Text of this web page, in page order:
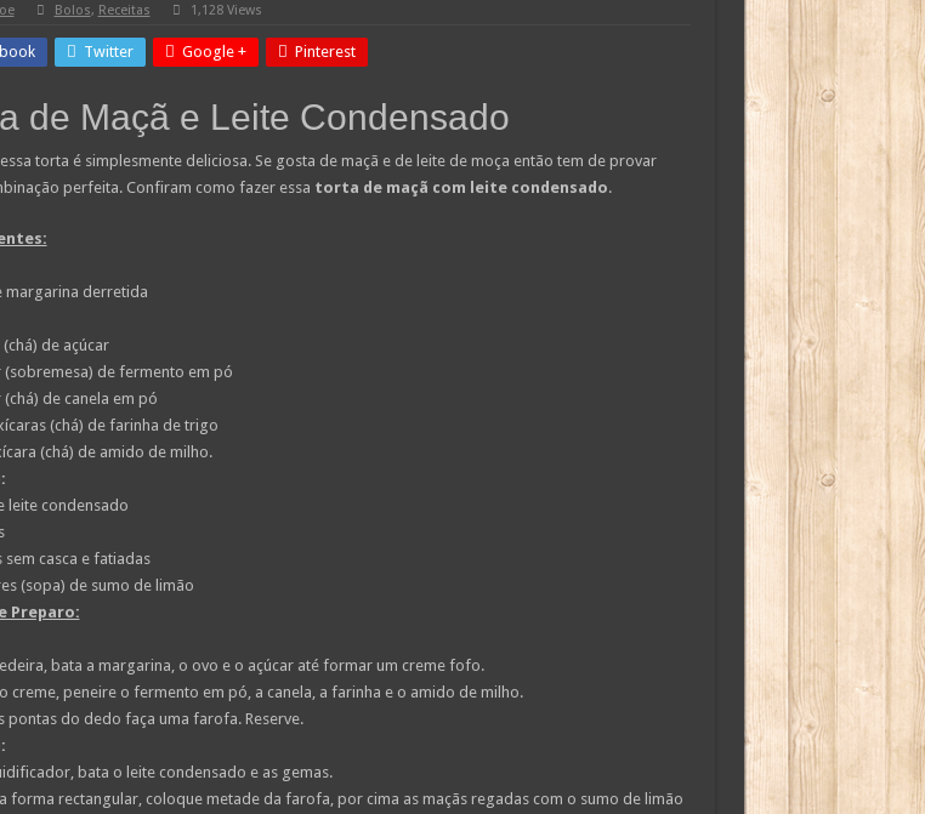
Bolos, Receitas 1,128 Views
Twitter Google + Pinterest
de Maçã e Leite Condensado
torta é simplesmente deliciosa. Se gosta de maçã e de leite de moça então tem de provar
perfeita. Confiram como fazer essa torta de maçã com leite condensado.
margarina derretida
(chá) de açúcar
(sobremesa) de fermento em pó
(chá) de canela em pó
(chá) de farinha de trigo
(chá) de amido de milho.
leite condensado
sem casca e fatiadas
(sopa) de sumo de limão
Preparo:
bata a margarina, o ovo e o açúcar até formar um creme fofo.
creme, peneire o fermento em pó, a canela, a farinha e o amido de milho.
pontas do dedo faça uma farofa. Reserve.
bata o leite condensado e as gemas.
forma rectangular, coloque metade da farofa, por cima as maçãs regadas com o sumo de limão